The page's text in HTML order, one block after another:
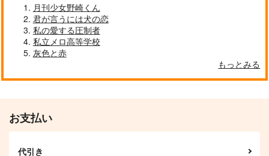
月刊少女野崎くん
君が言うには犬の恋
私の愛する圧制者
私立メロ高等学校
灰色と赤
もっとみる
お支払い
代引き